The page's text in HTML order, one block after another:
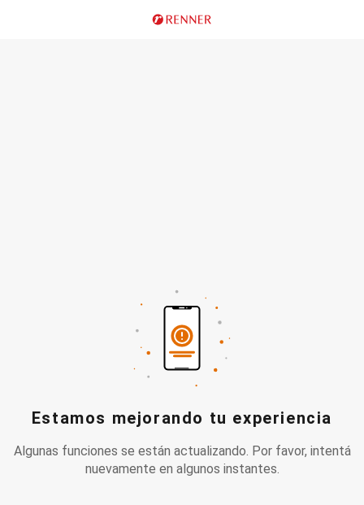
Estamos mejorando tu experiencia
Algunas funciones se están actualizando. Por favor, intentá
nuevamente en algunos instantes.